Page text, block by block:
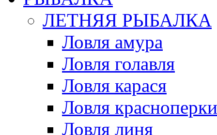
ЛЕТНЯЯ РЫБАЛКА
Ловля амура
Ловля голавля
Ловля карася
Ловля красноперки
Ловля линя